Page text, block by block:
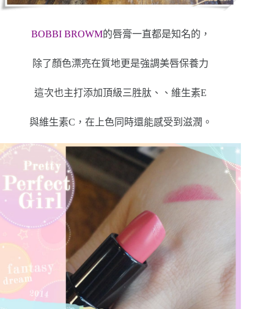
BOBBI BROWM的唇膏一直都是知名的，
除了顏色漂亮在質地更是強調美唇保養力
這次也主打添加頂級三胜肽、、維生素E
與維生素C，在上色同時還能感受到滋潤。